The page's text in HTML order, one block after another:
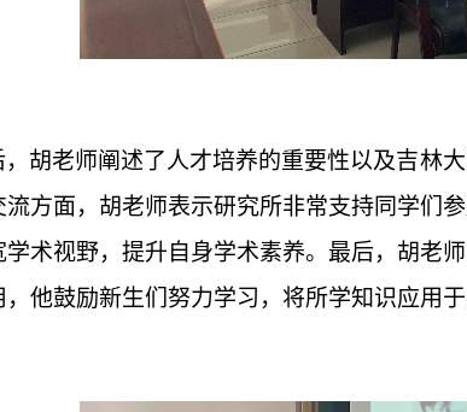
，胡老师阐述了人才培养的重要性以及吉林
流方面，胡老师表示研究所非常支持同学们
学术视野，提升自身学术素养。最后，胡老
他鼓励新生们努力学习，将所学知识应用